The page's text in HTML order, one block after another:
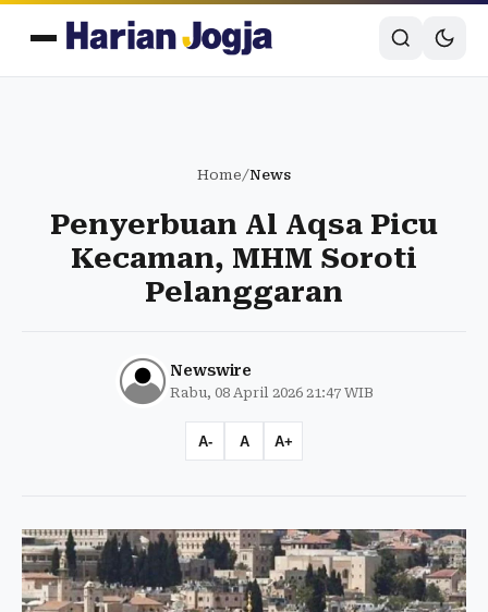
Home/News
Penyerbuan Al Aqsa Picu
Kecaman, MHM Soroti
Pelanggaran
Newswire
Rabu, 08 April 2026 21:47 WIB
A- A A+